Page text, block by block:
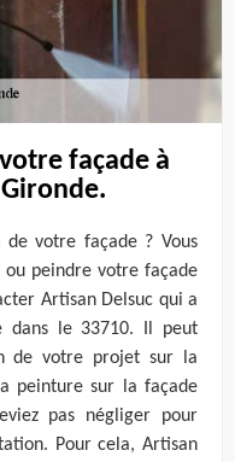
façade à
votre façade ? Vous
peindre votre façade
Artisan Delsuc qui a
dans le 33710. Il peut
de votre projet sur la
peinture sur la façade
pas négliger pour
Pour cela, Artisan